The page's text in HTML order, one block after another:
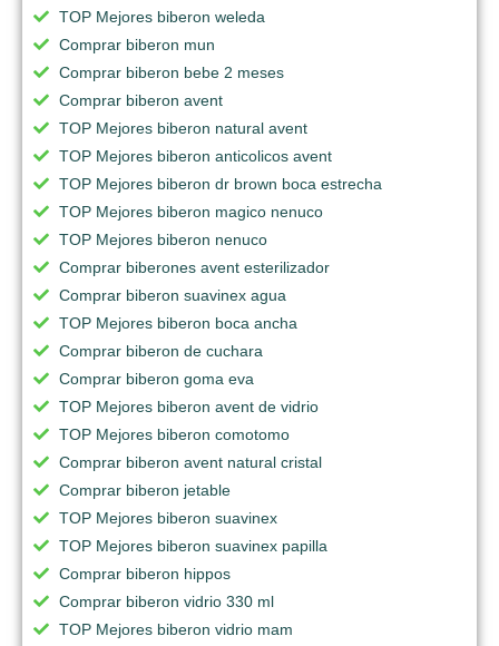
TOP Mejores biberon weleda
Comprar biberon mun
Comprar biberon bebe 2 meses
Comprar biberon avent
TOP Mejores biberon natural avent
TOP Mejores biberon anticolicos avent
TOP Mejores biberon dr brown boca estrecha
TOP Mejores biberon magico nenuco
TOP Mejores biberon nenuco
Comprar biberones avent esterilizador
Comprar biberon suavinex agua
TOP Mejores biberon boca ancha
Comprar biberon de cuchara
Comprar biberon goma eva
TOP Mejores biberon avent de vidrio
TOP Mejores biberon comotomo
Comprar biberon avent natural cristal
Comprar biberon jetable
TOP Mejores biberon suavinex
TOP Mejores biberon suavinex papilla
Comprar biberon hippos
Comprar biberon vidrio 330 ml
TOP Mejores biberon vidrio mam